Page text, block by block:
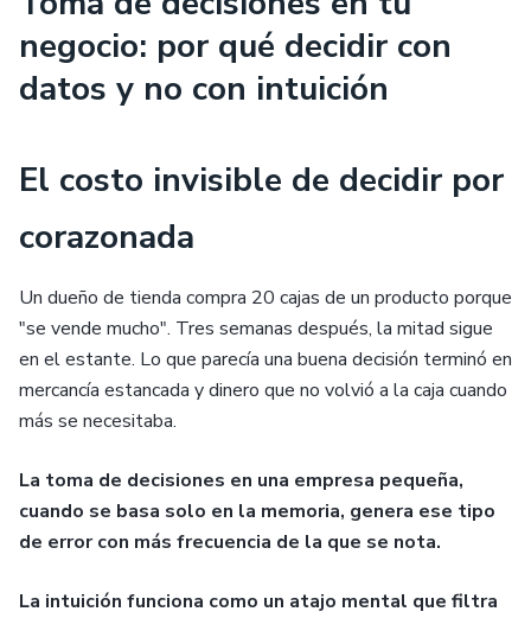
negocio: por qué decidir con
datos y no con intuición
El costo invisible de decidir por
corazonada
Un dueño de tienda compra 20 cajas de un producto porque
"se vende mucho". Tres semanas después, la mitad sigue
en el estante. Lo que parecía una buena decisión terminó en
mercancía estancada y dinero que no volvió a la caja cuando
más se necesitaba.
La toma de decisiones en una empresa pequeña,
cuando se basa solo en la memoria, genera ese tipo
de error con más frecuencia de la que se nota.
La intuición funciona como un atajo mental que filtra